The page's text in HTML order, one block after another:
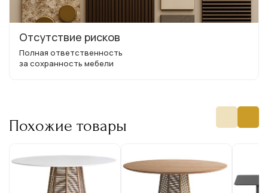
Отсутствие рисков
Полная ответственность
за сохранность мебели
Похожие товары